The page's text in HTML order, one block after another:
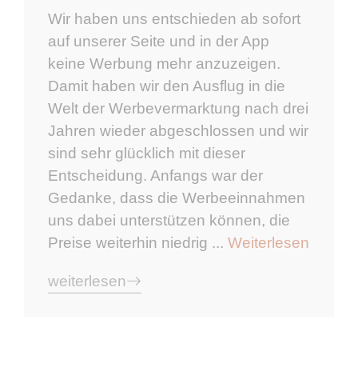
Wir haben uns entschieden ab sofort
auf unserer Seite und in der App
keine Werbung mehr anzuzeigen.
Damit haben wir den Ausflug in die
Welt der Werbevermarktung nach drei
Jahren wieder abgeschlossen und wir
sind sehr glücklich mit dieser
Entscheidung. Anfangs war der
Gedanke, dass die Werbeeinnahmen
uns dabei unterstützen können, die
Preise weiterhin niedrig ... Weiterlesen
weiterlesen